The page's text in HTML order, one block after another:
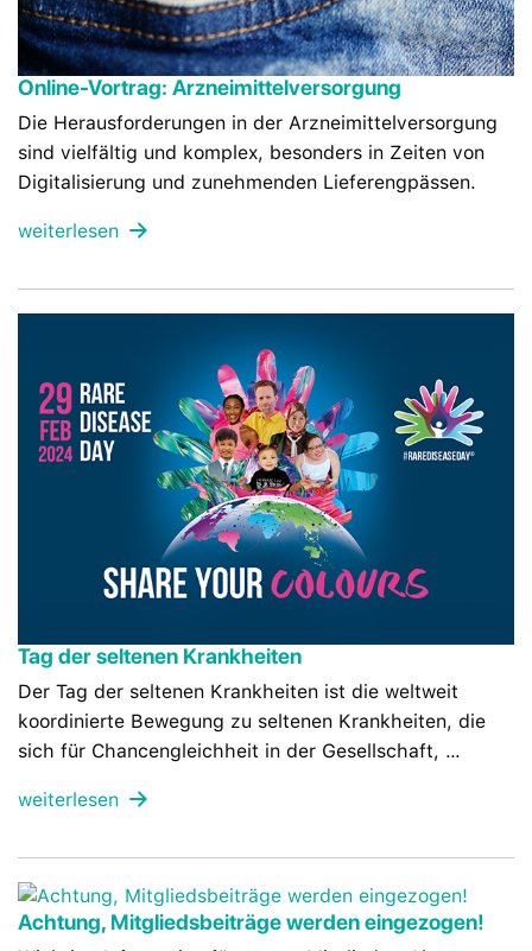
Online-Vortrag: Arzneimittelversorgung
Die Herausforderungen in der Arzneimittelversorgung
sind vielfältig und komplex, besonders in Zeiten von
Digitalisierung und zunehmenden Lieferengpässen.
weiterlesen
Tag der seltenen Krankheiten
Der Tag der seltenen Krankheiten ist die weltweit
koordinierte Bewegung zu seltenen Krankheiten, die
sich für Chancengleichheit in der Gesellschaft, …
weiterlesen
Achtung, Mitgliedsbeiträge werden eingezogen!